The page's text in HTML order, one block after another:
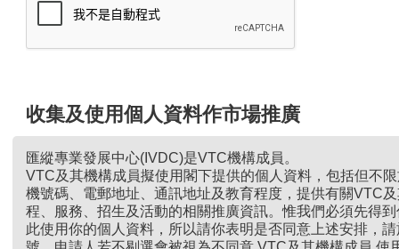
收集及使用個人資料作市場推廣
匯縱專業發展中心(IVDC)是VTC機構成員。
VTC及其機構成員擬使用閣下提供的個人資料，包括但不
機號碼、電郵地址、通訊地址及教育程度，提供有關VTC
程、服務、招生及活動的相關推廣資訊。惟我們必須先得
此使用你的個人資料，所以請你表明是否同意上述安排，